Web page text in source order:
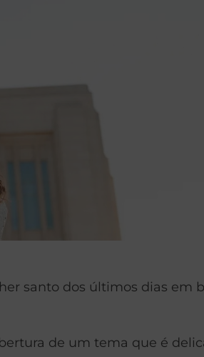
santo dos últimos dias em
de um tema que é